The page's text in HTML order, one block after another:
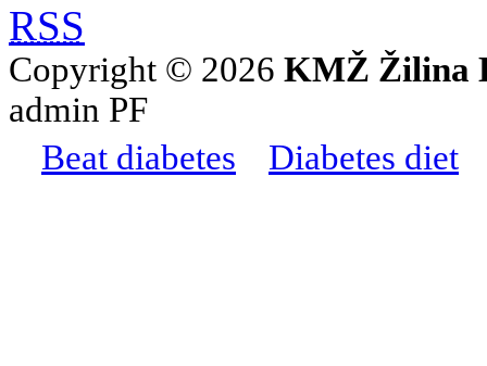
RSS
Copyright © 2026 KMŽ Žilina
admin PF
Beat diabetes
Diabetes diet